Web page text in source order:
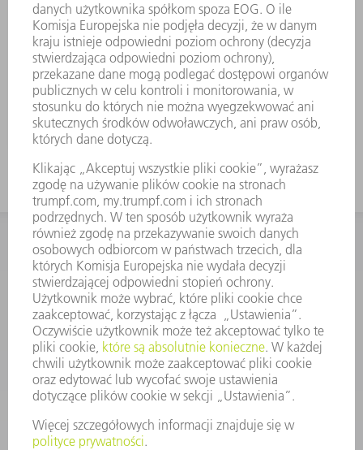
Trzonek stempla MultiTool z 5 i 10
końcówkami
Nr materiału:0629117
KONTAKT
Dział Części Zamiennych i Narzędzi
48225753936
8.00 - 17.00
czesci.zamienne@trumpf.com